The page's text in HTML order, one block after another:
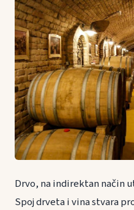
Drvo, na indirektan način
Spoj drveta i vina stvara